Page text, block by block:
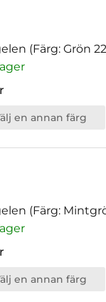
(Färg: Grön
en annan färg
(Färg:
en annan färg